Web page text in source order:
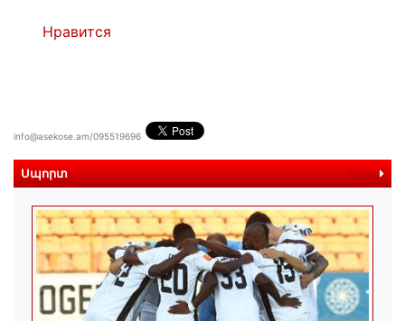
Нравится
info@asekose.am/095519696
Սպորտ more